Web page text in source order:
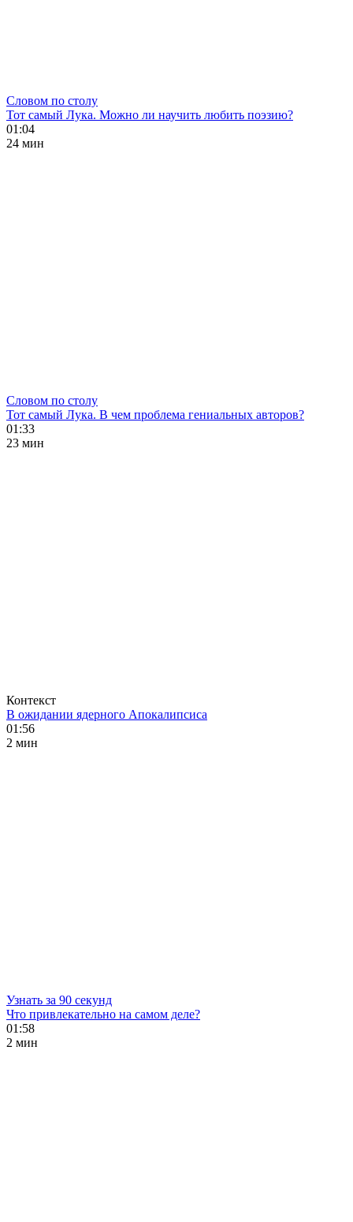
Словом по столу
Тот самый Лука. Можно ли научить любить поэзию?
01:04
24 мин
Словом по столу
Тот самый Лука. В чем проблема гениальных авторов?
01:33
23 мин
Контекст
В ожидании ядерного Апокалипсиса
01:56
2 мин
Узнать за 90 секунд
Что привлекательно на самом деле?
01:58
2 мин